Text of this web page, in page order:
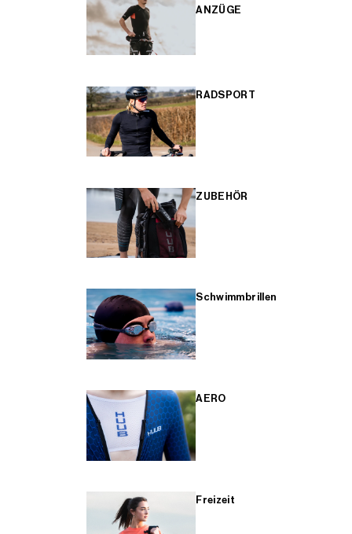
ANZÜGE
RADSPORT
ZUBEHÖR
Schwimmbrillen
AERO
Freizeit